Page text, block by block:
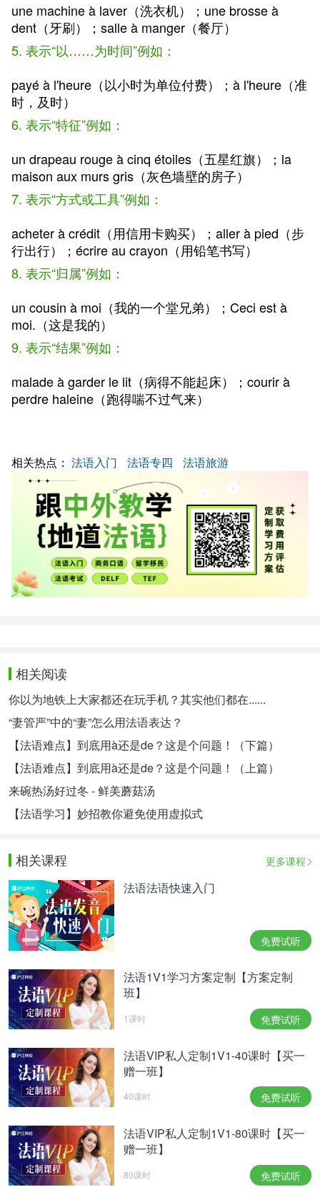
une machine à laver（洗衣机）；une brosse à
dent（牙刷）；salle à manger（餐厅）
5. 表示“以……为时间”例如：
payé à l'heure（以小时为单位付费）；à l'heure（准
时，及时）
6. 表示“特征”例如：
un drapeau rouge à cinq étoiles（五星红旗）；la
maison aux murs gris（灰色墙壁的房子）
7. 表示“方式或工具”例如：
acheter à crédit（用信用卡购买）；aller à pied（步
行出行）；écrire au crayon（用铅笔书写）
8. 表示“归属”例如：
un cousin à moi（我的一个堂兄弟）；Ceci est à
moi.（这是我的）
9. 表示“结果”例如：
malade à garder le lit（病得不能起床）；courir à
perdre haleine（跑得喘不过气来）
相关热点： 法语入门 法语专四 法语旅游
相关阅读
你以为地铁上大家都还在玩手机？其实他们都在......
“妻管严”中的“妻”怎么用法语表达？
【法语难点】到底用à还是de？这是个问题！（下篇）
【法语难点】到底用à还是de？这是个问题！（上篇）
来碗热汤好过冬 - 鲜美蘑菇汤
【法语学习】妙招教你避免使用虚拟式
相关课程 更多课程
法语法语快速入门
免费试听
法语1V1学习方案定制【方案定制
班】
1课时 免费试听
法语VIP私人定制1V1-40课时【买一
赠一班】
40课时 免费试听
法语VIP私人定制1V1-80课时【买一
赠一班】
80课时 免费试听